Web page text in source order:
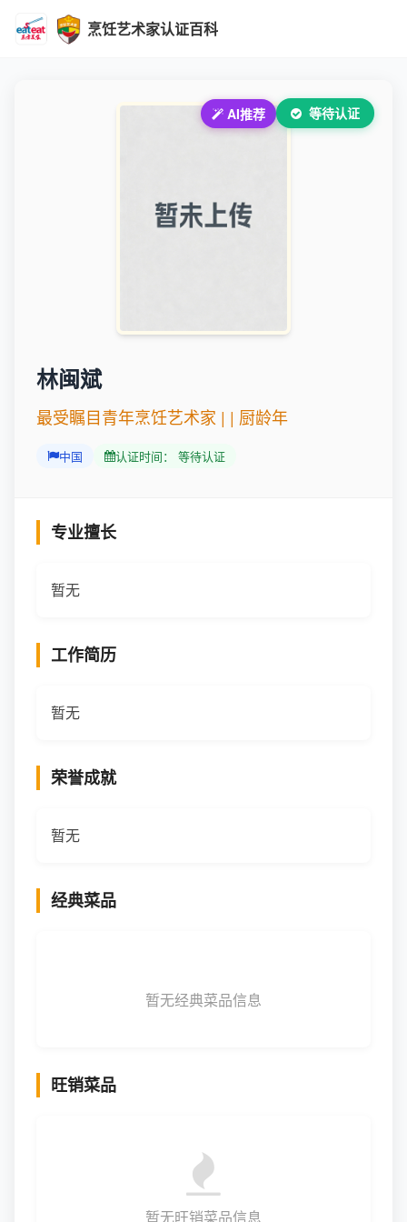
烹饪艺术家认证百科
AI推荐 等待认证
林闽斌
最受瞩目青年烹饪艺术家 | | 厨龄年
中国 认证时间： 等待认证
专业擅长
暂无
工作简历
暂无
荣誉成就
暂无
经典菜品
暂无经典菜品信息
旺销菜品
暂无旺销菜品信息